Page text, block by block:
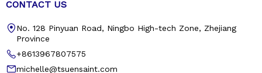
CONTACT US
No. 128 Pinyuan Road, Ningbo High-tech Zone, Zhejiang
Province
+8613967807575
michelle@tsuensaint.com